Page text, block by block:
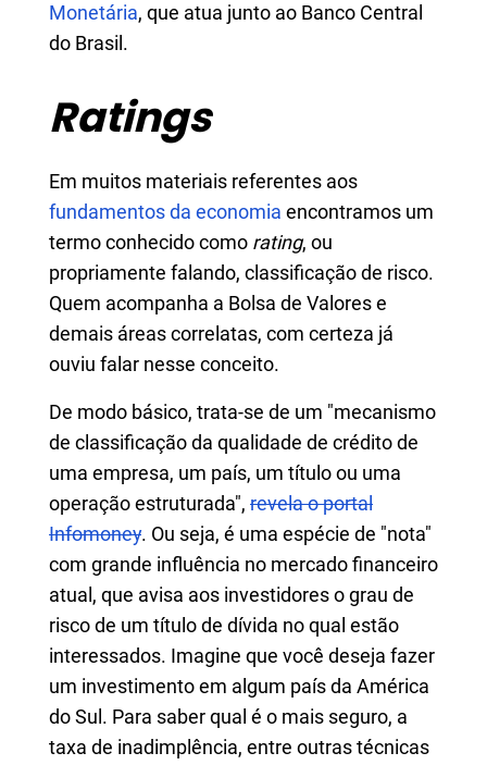
Monetária, que atua junto ao Banco Central
do Brasil.
Ratings
Em muitos materiais referentes aos
fundamentos da economia encontramos um
termo conhecido como rating, ou
propriamente falando, classificação de risco.
Quem acompanha a Bolsa de Valores e
demais áreas correlatas, com certeza já
ouviu falar nesse conceito.
De modo básico, trata-se de um "mecanismo
de classificação da qualidade de crédito de
uma empresa, um país, um título ou uma
operação estruturada", revela o portal
Infomoney. Ou seja, é uma espécie de "nota"
com grande influência no mercado financeiro
atual, que avisa aos investidores o grau de
risco de um título de dívida no qual estão
interessados. Imagine que você deseja fazer
um investimento em algum país da América
do Sul. Para saber qual é o mais seguro, a
taxa de inadimplência, entre outras técnicas